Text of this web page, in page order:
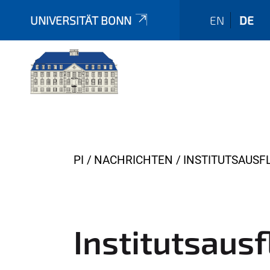
UNIVERSITÄT BONN EN DE
Y
h
PI NACHRICHTEN